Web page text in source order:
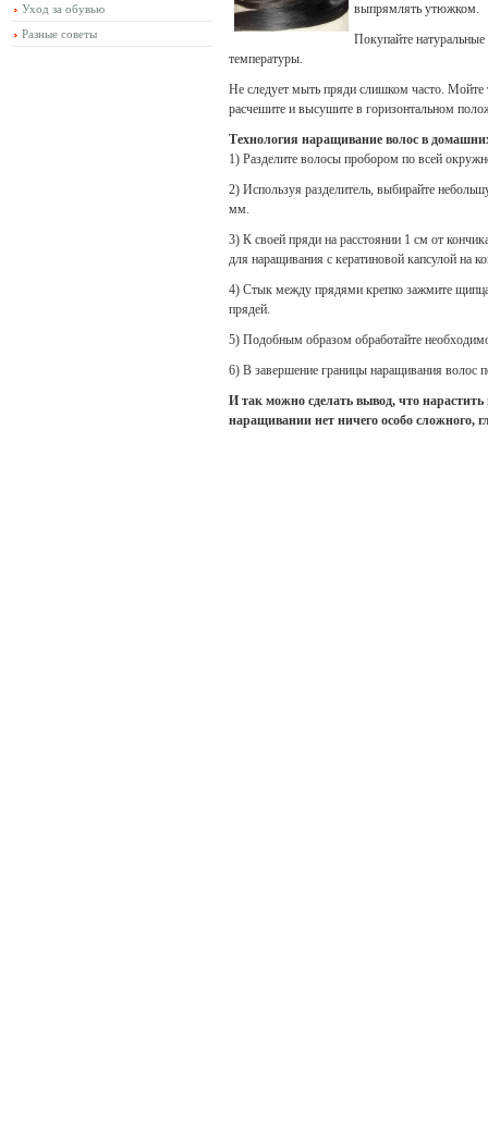
Уход за обувью
Разные советы
выпрямлять утюжком.
Покупайте
температуры.
Не следует мыть пряди слишком часто.
расчешите и высушите в горизонтальном
Технология наращивание волос в
1) Разделите волосы пробором по всей
2) Используя разделитель, выбирайте
мм.
3) К своей пряди на расстоянии 1 см от
для наращивания с кератиновой капсулой на
4) Стык между прядями крепко зажмите
прядей.
5) Подобным образом обработайте
6) В завершение границы наращивания волос
И так можно сделать вывод, что
наращивании нет ничего особо сложного,